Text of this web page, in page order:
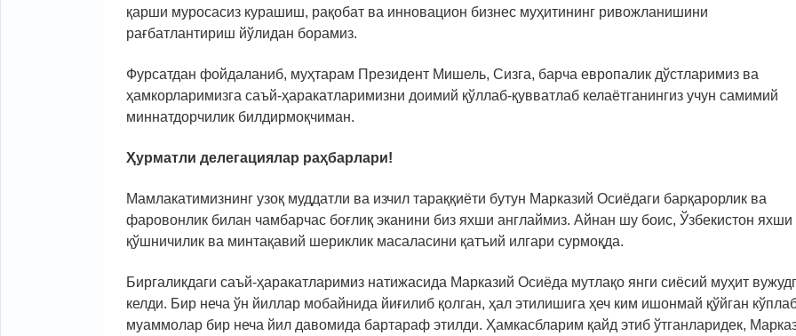
қарши муросасиз курашиш, рақобат ва инновацион бизнес муҳитининг ривожланишини
рағбатлантириш йўлидан борамиз.
Фурсатдан фойдаланиб, муҳтарам Президент Мишель, Сизга, барча европалик дўстларимиз ва
ҳамкорларимизга саъй-ҳаракатларимизни доимий қўллаб-қувватлаб келаётганингиз учун самимий
миннатдорчилик билдирмоқчиман.
Ҳурматли делегациялар раҳбарлари!
Мамлакатимизнинг узоқ муддатли ва изчил тараққиёти бутун Марказий Осиёдаги барқарорлик ва
фаровонлик билан чамбарчас боғлиқ эканини биз яхши англаймиз. Айнан шу боис, Ўзбекистон яхши
қўшничилик ва минтақавий шериклик масаласини қатъий илгари сурмоқда.
Биргаликдаги саъй-ҳаракатларимиз натижасида Марказий Осиёда мутлақо янги сиёсий муҳит
келди. Бир неча ўн йиллар мобайнида йиғилиб қолган, ҳал этилишига ҳеч ким ишонмай қўйган
муаммолар бир неча йил давомида бартараф этилди. Ҳамкасбларим қайд этиб ўтганларидек,